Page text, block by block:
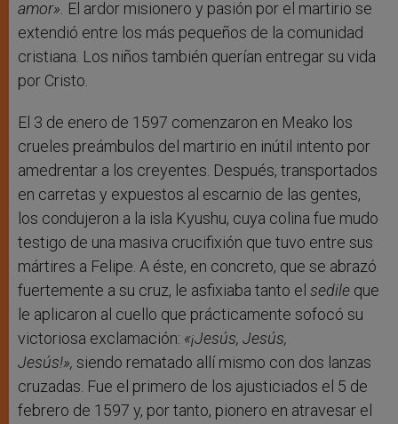
amor». El ardor misionero y pasión por el martirio se
extendió entre los más pequeños de la comunidad
cristiana. Los niños también querían entregar su vida
por Cristo.
El 3 de enero de 1597 comenzaron en Meako los
crueles preámbulos del martirio en inútil intento por
amedrentar a los creyentes. Después, transportados
en carretas y expuestos al escarnio de las gentes,
los condujeron a la isla Kyushu, cuya colina fue mudo
testigo de una masiva crucifixión que tuvo entre sus
mártires a Felipe. A éste, en concreto, que se abrazó
fuertemente a su cruz, le asfixiaba tanto el sedile que
le aplicaron al cuello que prácticamente sofocó su
victoriosa exclamación: «¡Jesús, Jesús,
Jesús!», siendo rematado allí mismo con dos lanzas
cruzadas. Fue el primero de los ajusticiados el 5 de
febrero de 1597 y, por tanto, pionero en atravesar el